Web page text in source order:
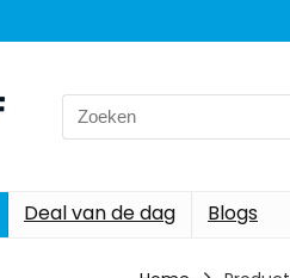
Search
for:
Deal van de dag Blogs